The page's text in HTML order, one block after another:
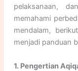
pelaksanaan,
memahami
mendalam,
menjadi panduan
1. Pengertian